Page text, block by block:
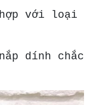
hợp với loại
dính chắc